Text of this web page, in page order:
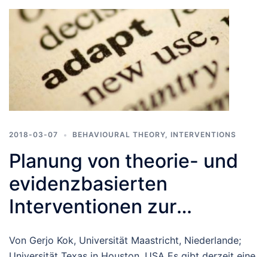
2018-03-07 BEHAVIOURAL THEORY, INTERVENTIONS
Planung von theorie- und
evidenzbasierten
Interventionen zur
Intervention Mapping
Von Gerjo Kok, Universität Maastricht, Niederlande;